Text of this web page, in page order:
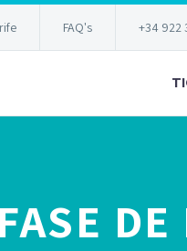
FAQ's +34 922